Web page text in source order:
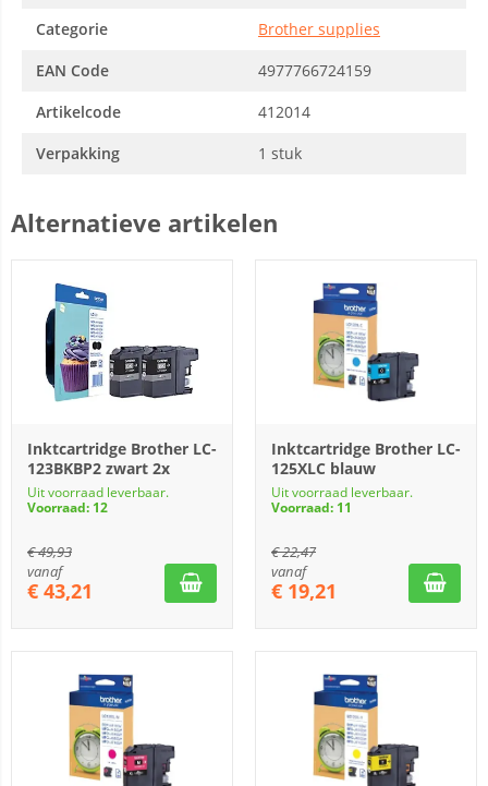
Categorie
Brother supplies
EAN Code
4977766724159
Artikelcode
412014
Verpakking
1 stuk
Alternatieve artikelen
Inktcartridge Brother LC-
123BKBP2 zwart 2x
Uit voorraad leverbaar.
Voorraad: 12
€49,93
vanaf
€ 43,21
Inktcartridge Brother LC-
125XLC blauw
Uit voorraad leverbaar.
Voorraad: 11
€22,47
vanaf
€ 19,21